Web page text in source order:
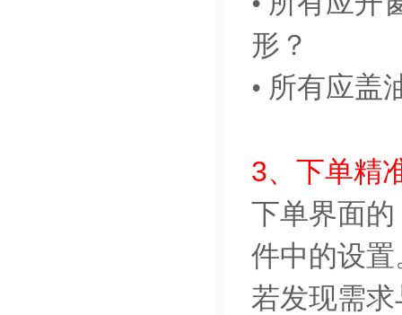
形？
• 所有应盖
3、下单精
下单界面的
件中的设置
若发现需